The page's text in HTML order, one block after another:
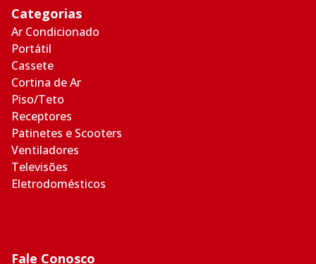
Categorias
Ar Condicionado
Portátil
Cassete
Cortina de Ar
Piso/Teto
Receptores
Patinetes e Scooters
Ventiladores
Televisões
Eletrodomésticos
Fale Conosco